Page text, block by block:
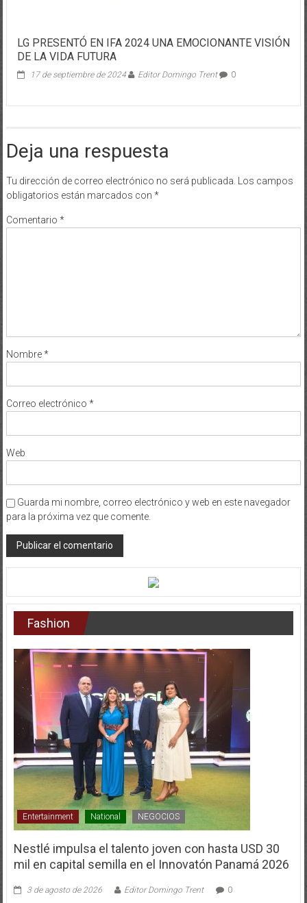
LG PRESENTÓ EN IFA 2024 UNA EMOCIONANTE VISIÓN
DE LA VIDA FUTURA
17 de septiembre de 2024 Editor Domingo Trent 0
Deja una respuesta
Tu dirección de correo electrónico no será publicada.
Los campos
obligatorios están marcados con *
Comentario *
Nombre*
Correo electrónico *
Web
Guarda mi nombre, correo electrónico y web en este navegador
para la próxima vez que comente.
Fashion
Entertainment National NEGOCIOS
Nestlé impulsa el talento joven con hasta USD 30
mil en capital semilla en el Innovatón Panamá 2026
3 de agosto de 2026 Editor Domingo Trent 0